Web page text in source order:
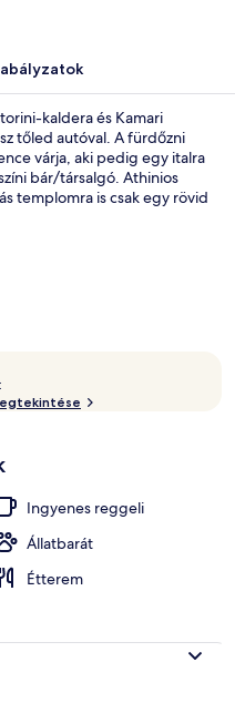
kaldera és Kamari
tőled autóval. A fürdőzni
várja, aki pedig egy italra
bár/társalgó. Athinios
templomra is csak egy rövid
z
t
z
ó
k
á
a
Ingyenes reggeli
Állatbarát
Étterem